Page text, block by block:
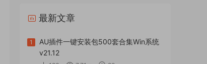
最新文章
1
AU插件一键安装包500套合集Win系统
v21.12